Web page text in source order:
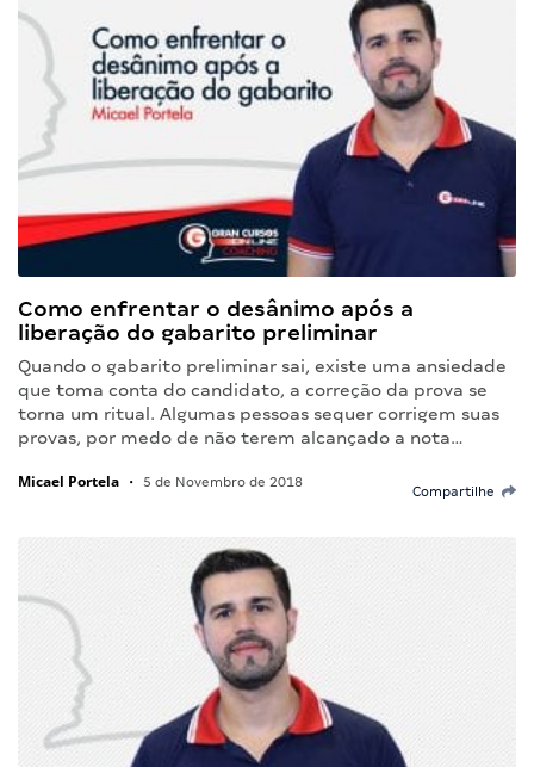
Como enfrentar o desânimo após a
liberação do gabarito preliminar
Quando o gabarito preliminar sai, existe uma ansiedade
que toma conta do candidato, a correção da prova se
torna um ritual. Algumas pessoas sequer corrigem suas
provas, por medo de não terem alcançado a nota…
Micael Portela • 5 de Novembro de 2018
Compartilhe